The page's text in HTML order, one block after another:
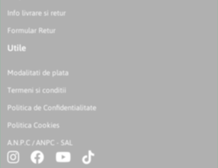
Info livrare si retur
Formular Retur
Utile
Modalitati de plata
Termeni si conditii
Politica de Confidentialitate
Politica Cookies
A.N.P.C / ANPC - SAL